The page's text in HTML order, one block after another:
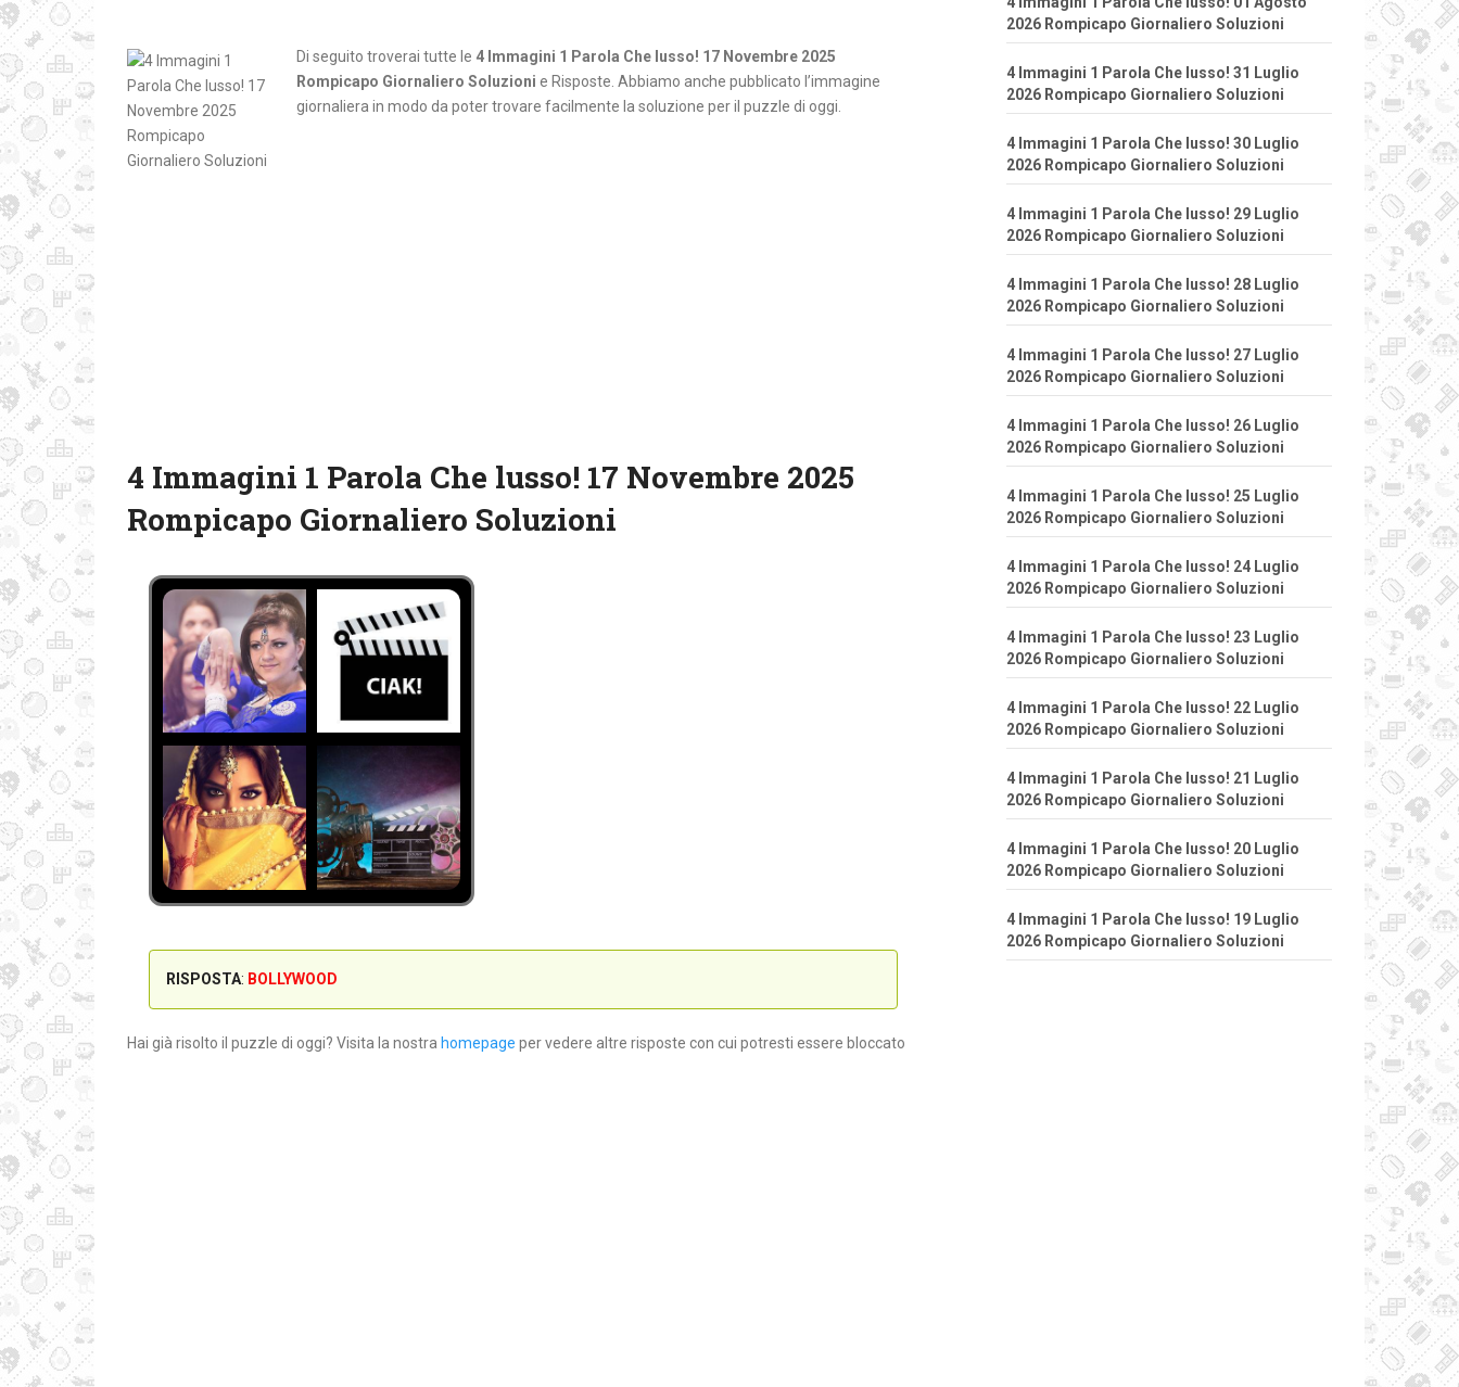
Di seguito troverai tutte le 4 Immagini 1 Parola Che lusso! 17 Novembre 2025
Rompicapo Giornaliero Soluzioni e Risposte. Abbiamo anche pubblicato l’immagine
giornaliera in modo da poter trovare facilmente la soluzione per il puzzle di oggi.
4 Immagini 1 Parola Che lusso! 17 Novembre 2025
Rompicapo Giornaliero Soluzioni
RISPOSTA: BOLLYWOOD
Hai già risolto il puzzle di oggi? Visita la nostra homepage per vedere altre risposte con cui potresti essere bloccato
2026 Rompicapo Giornaliero Soluzioni
4 Immagini 1 Parola Che lusso! 31 Luglio
2026 Rompicapo Giornaliero Soluzioni
4 Immagini 1 Parola Che lusso! 30 Luglio
2026 Rompicapo Giornaliero Soluzioni
4 Immagini 1 Parola Che lusso! 29 Luglio
2026 Rompicapo Giornaliero Soluzioni
4 Immagini 1 Parola Che lusso! 28 Luglio
2026 Rompicapo Giornaliero Soluzioni
4 Immagini 1 Parola Che lusso! 27 Luglio
2026 Rompicapo Giornaliero Soluzioni
4 Immagini 1 Parola Che lusso! 26 Luglio
2026 Rompicapo Giornaliero Soluzioni
4 Immagini 1 Parola Che lusso! 25 Luglio
2026 Rompicapo Giornaliero Soluzioni
4 Immagini 1 Parola Che lusso! 24 Luglio
2026 Rompicapo Giornaliero Soluzioni
4 Immagini 1 Parola Che lusso! 23 Luglio
2026 Rompicapo Giornaliero Soluzioni
4 Immagini 1 Parola Che lusso! 22 Luglio
2026 Rompicapo Giornaliero Soluzioni
4 Immagini 1 Parola Che lusso! 21 Luglio
2026 Rompicapo Giornaliero Soluzioni
4 Immagini 1 Parola Che lusso! 20 Luglio
2026 Rompicapo Giornaliero Soluzioni
4 Immagini 1 Parola Che lusso! 19 Luglio
2026 Rompicapo Giornaliero Soluzioni